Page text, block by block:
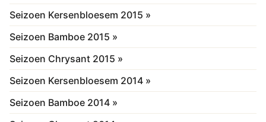
Seizoen Kersenbloesem 2015 »
Seizoen Bamboe 2015 »
Seizoen Chrysant 2015 »
Seizoen Kersenbloesem 2014 »
Seizoen Bamboe 2014 »